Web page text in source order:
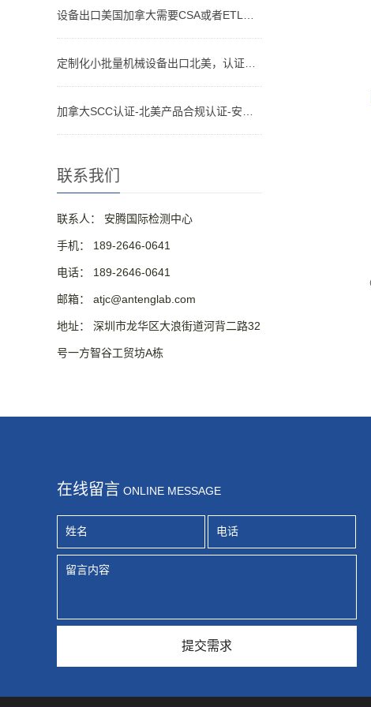
联系我们
联系人： 安腾国际检测中心
手机： 189-2646-0641
电话： 189-2646-0641
邮箱： atjc@antenglab.com
地址： 深圳市龙华区大浪街道河背二路32
号一方智谷工贸坊A栋
在线留言 ONLINE MESSAGE